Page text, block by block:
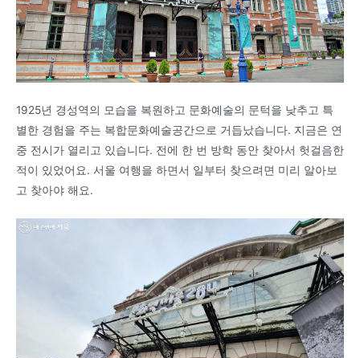
1925년 경성역의 모습을 복원하고 문화예술의 문턱을 낮추고 특
별한 경험을 주는 복합문화예술공간으로 거듭났습니다. 지금은 연
중 전시가 열리고 있습니다. 전에 한 번 방학 동안 찾아서 헛걸음한
적이 있었어요. 서울 여행을 하면서 일부터 찾으려면 미리 알아보
고 찾아야 해요.